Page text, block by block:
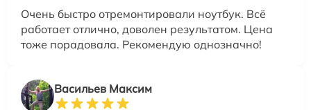
Очень быстро отремонтировали ноутбук. Всё
работает отлично, доволен результатом. Цена
тоже порадовала. Рекомендую однозначно!
Васильев Максим